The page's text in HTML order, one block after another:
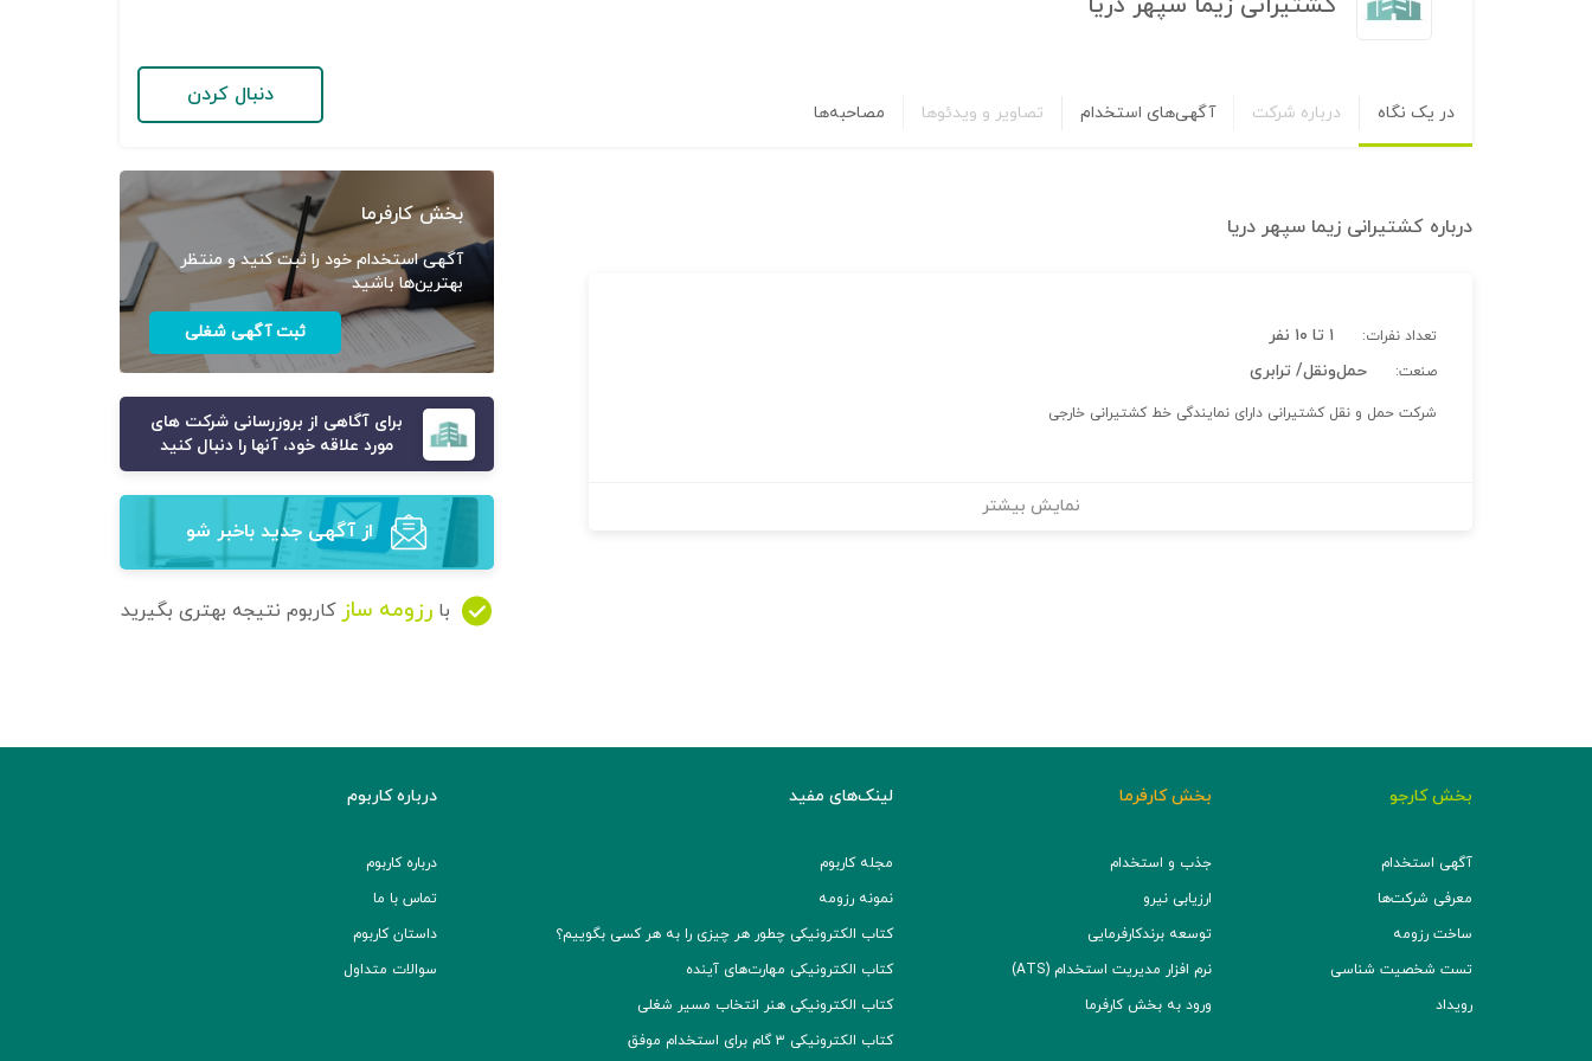
در یک نگاه درباره شرکت آگهی‌های استخدام تصاویر و ویدئوها مصاحبه‌ها
دنبال کردن
درباره کشتیرانی زیما سپهر دریا
تعداد نفرات: ۱ تا ۱۰ نفر
صنعت: حمل‌و‌نقل/ ترابری
شرکت حمل و نقل کشتیرانی دارای نمایندگی خط کشتیرانی خارجی
نمایش بیشتر
بخش کارفرما
آگهی استخدام خود را ثبت کنید و منتظر
بهترین‌ها باشید
ثبت آگهی شغلی
برای آگاهی از بروزرسانی شرکت های
مورد علاقه خود، آنها را دنبال کنید
از آگهی‌ جدید باخبر شو
با رزومه ساز کاربوم نتیجه بهتری بگیرید
بخش کارجو
آگهی استخدام
معرفی شرکت‌ها
ساخت رزومه
تست شخصیت شناسی
رویداد
بخش کارفرما
جذب و استخدام
ارزیابی نیرو
توسعه برند‌کارفرمایی
نرم افزار مدیریت استخدام (ATS)
ورود به بخش کارفرما
لینک‌های مفید
مجله کاربوم
نمونه رزومه
کتاب الکترونیکی چطور هر چیزی را به هر کسی بگوییم؟
کتاب الکترونیکی مهارت‌های آینده
کتاب الکترونیکی هنر انتخاب مسیر شغلی
کتاب الکترونیکی ۳ گام برای استخدام موفق
درباره کاربوم
درباره کاربوم
تماس با ما
داستان کاربوم
سوالات متداول